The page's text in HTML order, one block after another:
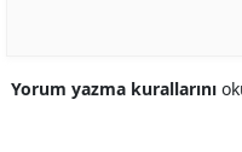
Yorum yazma kurallarını